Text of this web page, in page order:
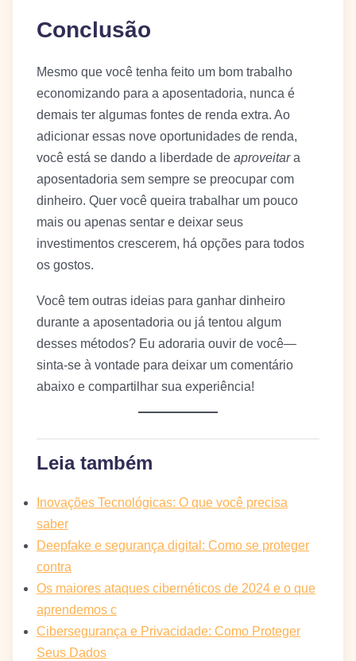
Conclusão
Mesmo que você tenha feito um bom trabalho
economizando para a aposentadoria, nunca é
demais ter algumas fontes de renda extra. Ao
adicionar essas nove oportunidades de renda,
você está se dando a liberdade de aproveitara
aposentadoria sem sempre se preocupar com
dinheiro. Quer você queira trabalhar um pouco
mais ou apenas sentar e deixar seus
investimentos crescerem, há opções para todos
os gostos.
Você tem outras ideias para ganhar dinheiro
durante a aposentadoria ou já tentou algum
desses métodos? Eu adoraria ouvir de você—
sinta-se à vontade para deixar um comentário
abaixo e compartilhar sua experiência!
Leia também
Inovações Tecnológicas: O que você precisa
saber
Deepfake e segurança digital: Como se proteger
contra
Os maiores ataques cibernéticos de 2024 e o que
aprendemos c
Cibersegurança e Privacidade: Como Proteger
Seus Dados